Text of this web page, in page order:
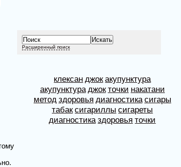
Расширенный поиск
клексан джок акупунктура
акупунктура джок точки накатани
метод здоровья диагностика сигары
табак сигариллы сигареты
диагностика здоровья точки